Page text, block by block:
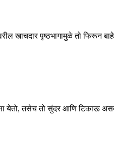
खाचदार पृष्ठभागामुळे तो फिरून
येतो, तसेच तो सुंदर आणि टिकाऊ